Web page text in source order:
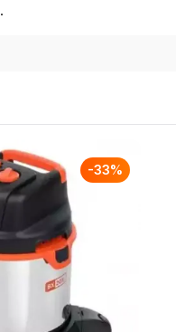
.
-33%